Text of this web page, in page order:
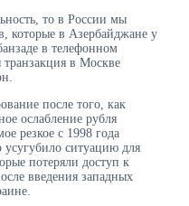
то в России мы
которые в Азербайджане у
в телефонном
в Москве
после того, как
ослабление рубля
резкое с 1998 года
ситуацию для
потеряли доступ к
введения западных